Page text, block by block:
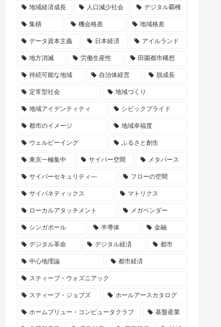
地域経済成長 人口減少社会 デジタル覇権
集積 機会格差 地域格差
データ資本主義 日本経済 アイルランド
地方消滅 労働生産性 田園都市構想
持続可能な地域 自治体経営 脱成長
定常型社会 地域づくり
地域アイデンティティ シビックプライド
都市のイメージ 地域幸福度
ウェルビーイング ふるさと創生
東京一極集中 サイバー空間 メタバース
サイバーセキュリティ― フローの空間
サイバネティックス マトリクス
ローカルアタッチメント メガベンダー
シンガポール 半導体 金融
デジタル革命 デジタル経済 都市
中心地理論 都市経済
スティーブ・ウォズニアック
スティーブ・ジョブズ ホールアースカタログ
ホームブリュー・コンピュータクラブ 基盤産業